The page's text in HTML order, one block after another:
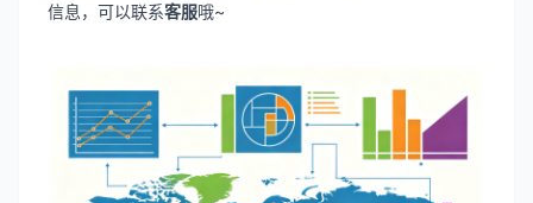
信息，可以联系客服哦~